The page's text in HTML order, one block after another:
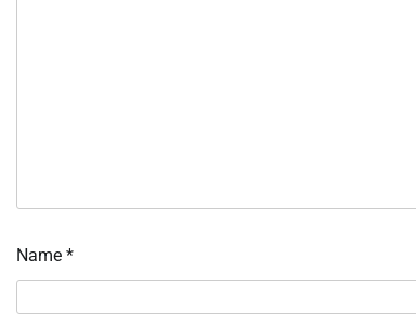
Name *